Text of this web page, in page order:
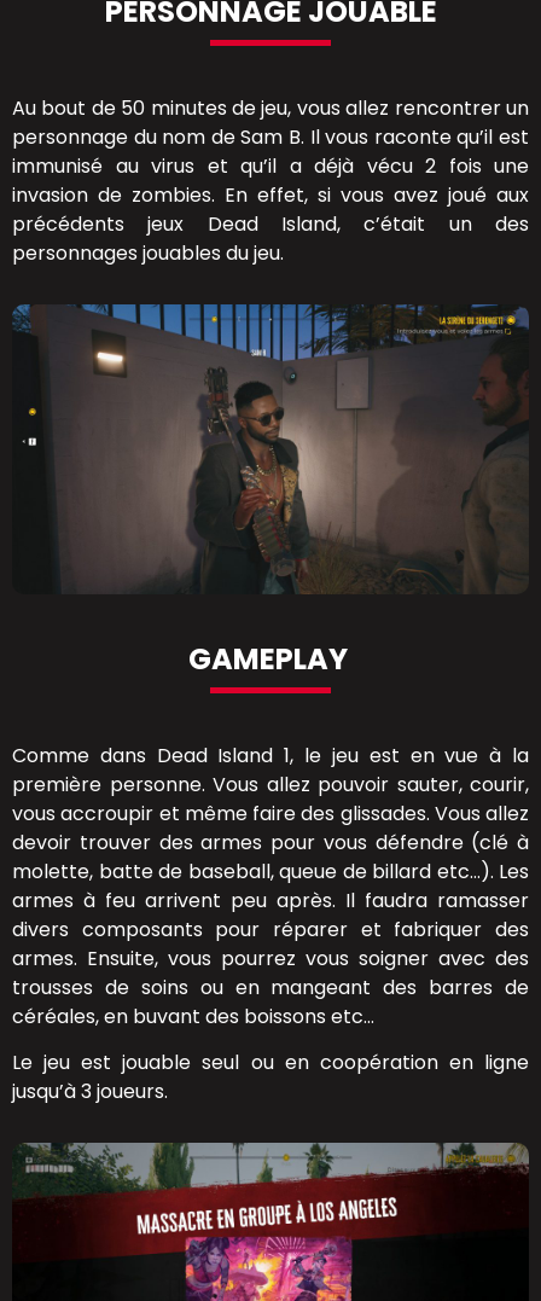
PERSONNAGE JOUABLE
Au bout de 50 minutes de jeu, vous allez rencontrer un
personnage du nom de Sam B. Il vous raconte qu’il est
immunisé au virus et qu’il a déjà vécu 2 fois une
invasion de zombies. En effet, si vous avez joué aux
précédents jeux Dead Island, c’était un des
personnages jouables du jeu.
GAMEPLAY
Comme dans Dead Island 1, le jeu est en vue à la
première personne. Vous allez pouvoir sauter, courir,
vous accroupir et même faire des glissades. Vous allez
devoir trouver des armes pour vous défendre (clé à
molette, batte de baseball, queue de billard etc…). Les
armes à feu arrivent peu après. Il faudra ramasser
divers composants pour réparer et fabriquer des
armes. Ensuite, vous pourrez vous soigner avec des
trousses de soins ou en mangeant des barres de
céréales, en buvant des boissons etc…
Le jeu est jouable seul ou en coopération en ligne
jusqu’à 3 joueurs.